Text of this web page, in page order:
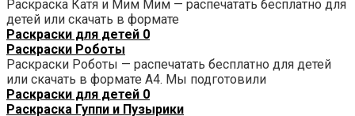
Раскраска Катя и Мим Мим — распечатать бесплатно для
детей или скачать в формате
Раскраски для детей 0
Раскраски Роботы
Раскраски Роботы — распечатать бесплатно для детей
или скачать в формате А4. Мы подготовили
Раскраски для детей 0
Раскраска Гуппи и Пузырики